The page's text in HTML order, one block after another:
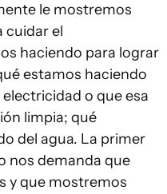
le mostremos
cuidar el
haciendo para lograr
estamos haciendo
o que esa
limpia; qué
del agua. La primer
nos demanda que
y que mostremos